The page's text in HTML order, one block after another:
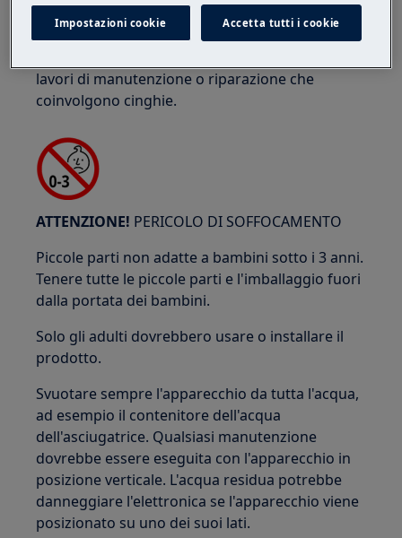
lavori di manutenzione o riparazione che
coinvolgono cinghie.
ATTENZIONE! PERICOLO DI SOFFOCAMENTO
Piccole parti non adatte a bambini sotto i 3 anni.
Tenere tutte le piccole parti e l'imballaggio fuori
dalla portata dei bambini.
Solo gli adulti dovrebbero usare o installare il
prodotto.
Svuotare sempre l'apparecchio da tutta l'acqua,
ad esempio il contenitore dell'acqua
dell'asciugatrice. Qualsiasi manutenzione
dovrebbe essere eseguita con l'apparecchio in
posizione verticale. L'acqua residua potrebbe
danneggiare l'elettronica se l'apparecchio viene
posizionato su uno dei suoi lati.
Impostazioni cookie Accetta tutti i cookie